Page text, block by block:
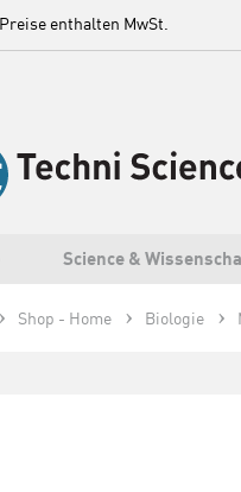
enthalten MwSt.
Science &
Shop - Home Biologie